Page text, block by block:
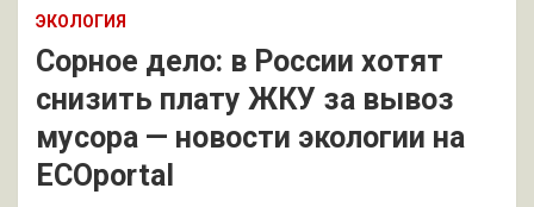
ЭКОЛОГИЯ
Сорное дело: в России хотят
снизить плату ЖКУ за вывоз
мусора — новости экологии на
ECOportal